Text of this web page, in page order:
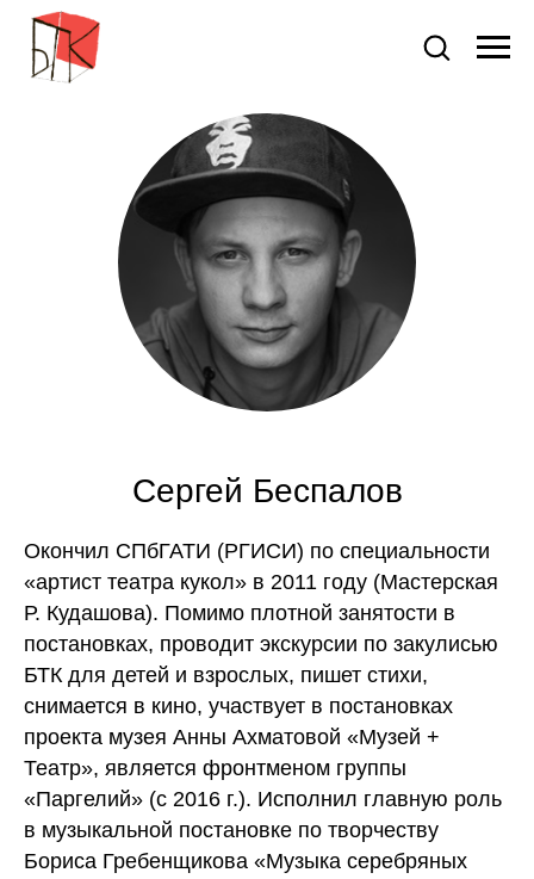
Сергей Беспалов
Окончил СПбГАТИ (РГИСИ) по специальности
«артист театра кукол» в 2011 году (Мастерская
Р. Кудашова). Помимо плотной занятости в
постановках, проводит экскурсии по закулисью
БТК для детей и взрослых, пишет стихи,
снимается в кино, участвует в постановках
проекта музея Анны Ахматовой «Музей +
Театр», является фронтменом группы
«Паргелий» (с 2016 г.). Исполнил главную роль
в музыкальной постановке по творчеству
Бориса Гребенщикова «Музыка серебряных